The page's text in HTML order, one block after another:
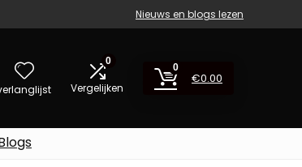
Nieuws en blogs lezen
0
Vergelijken
0
€0.00